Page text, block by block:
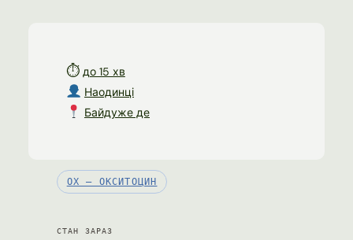
⏱ до 15 хв
Наодинці
Байдуже де
OX — ОКСИТОЦИН
СТАН ЗАРАЗ